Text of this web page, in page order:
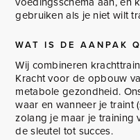
gebruiken als je niet wilt
WAT IS DE AANPAK
Wij combineren
Kracht voor de opbouw
metabole gezondheid.
waar en wanneer je traint
zolang je maar je training
de sleutel tot succes.